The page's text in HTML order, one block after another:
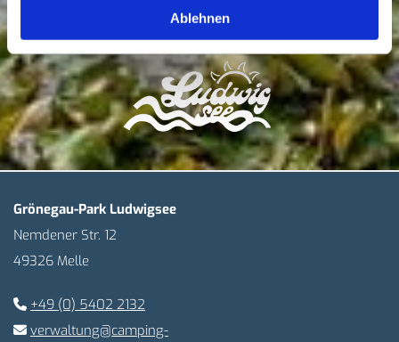
Ablehnen
Grönegau-Park Ludwigsee
Nemdener Str. 12
49326 Melle
 +49 (0) 5402 2132
 verwaltung@camping-